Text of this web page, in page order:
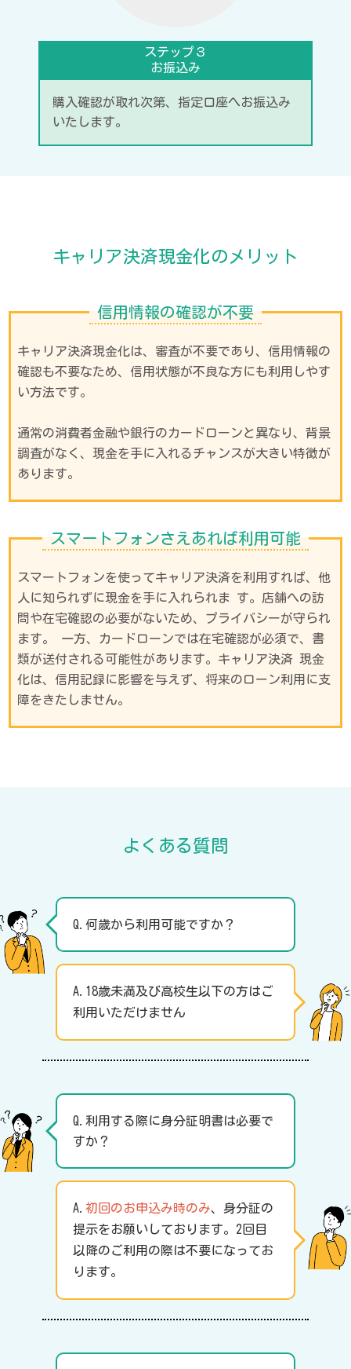
ステップ３
お振込み
購入確認が取れ次第、指定口座へお振込み
いたします。
キャリア決済現金化のメリット
信用情報の確認が不要
キャリア決済現金化は、審査が不要であり、信用情報の
確認も不要なため、信用状態が不良な方にも利用しやす
い方法です。
通常の消費者金融や銀行のカードローンと異なり、背景
調査がなく、現金を手に入れるチャンスが大きい特徴が
あります。
スマートフォンさえあれば利用可能
スマートフォンを使ってキャリア決済を利用すれば、他
人に知られずに現金を手に入れられま す。店舗への訪
問や在宅確認の必要がないため、プライバシーが守られ
ます。 一方、カードローンでは在宅確認が必須で、書
類が送付される可能性があります。キャリア決済 現金
化は、信用記録に影響を与えず、将来のローン利用に支
障をきたしません。
よくある質問
Q.何歳から利用可能ですか？
A.18歳未満及び高校生以下の方はご
利用いただけません
Q.利用する際に身分証明書は必要で
すか？
A. 初回のお申込み時のみ、身分証の
提示をお願いしております。2回目
以降のご利用の際は不要になってお
ります。